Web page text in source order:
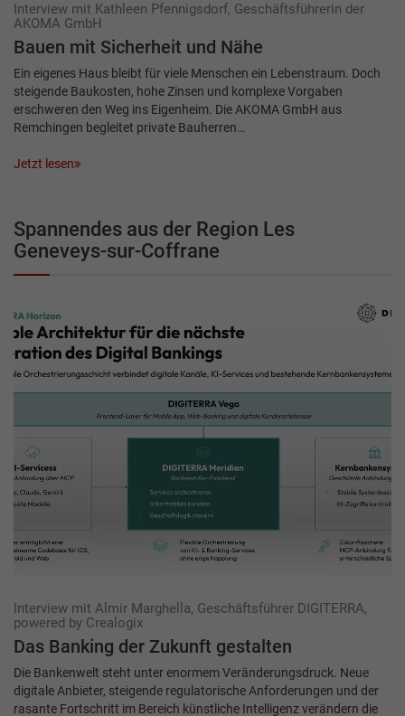
Interview mit Kathleen Pfennigsdorf, Geschäftsführerin der
AKOMA GmbH
Bauen mit Sicherheit und Nähe
Ein eigenes Haus bleibt für viele Menschen ein Lebenstraum. Doch
steigende Baukosten, hohe Zinsen und komplexe Vorgaben
erschweren den Weg ins Eigenheim. Die AKOMA GmbH aus
Remchingen begleitet private Bauherren…
Jetzt lesen
Spannendes aus der Region Les
Geneveys-sur-Coffrane
Interview mit Almir Marghella, Geschäftsführer DIGITERRA,
powered by Crealogix
Das Banking der Zukunft gestalten
Die Bankenwelt steht unter enormem Veränderungsdruck. Neue
digitale Anbieter, steigende regulatorische Anforderungen und der
rasante Fortschritt im Bereich künstliche Intelligenz verändern die